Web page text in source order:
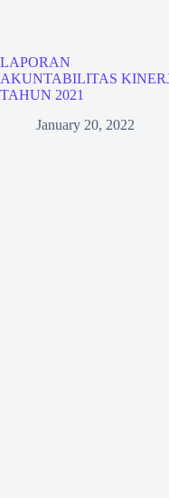
LAPORAN
AKUNTABILITAS
TAHUN 2021
January 20, 2022